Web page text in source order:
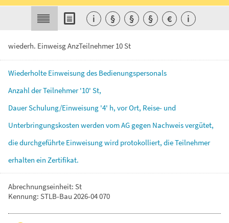
wiederh. Einweisg AnzTeilnehmer 10 St
Wiederholte Einweisungdes Bedienungspersonals
AnzahlderTeilnehmer'10' St,
DauerSchulung/Einweisung '4' h, vorOrt, Reise- und
Unterbringungskosten werden vomAG gegen Nachweisvergütet,
diedurchgeführte Einweisungwird protokolliert, dieTeilnehmer
erhalten ein Zertifikat.
Abrechnungseinheit: St
Kennung: STLB-Bau 2026-04 070
i § § § € i